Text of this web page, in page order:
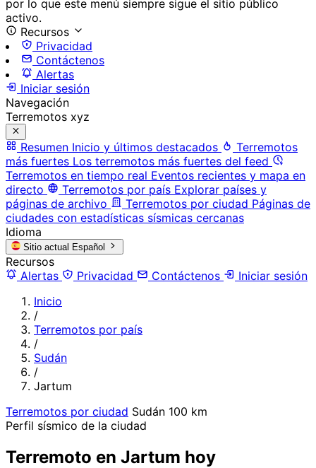
por lo que este menú siempre sigue el sitio público
activo.
Recursos
Privacidad
Contáctenos
Alertas
Iniciar sesión
Navegación
Terremotos xyz
Resumen Inicio y últimos destacados
Terremotos
más fuertes Los terremotos más fuertes del feed
Terremotos en tiempo real Eventos recientes y mapa en
directo
Terremotos por país Explorar países y
páginas de archivo
Terremotos por ciudad Páginas de
ciudades con estadísticas sísmicas cercanas
Idioma
Sitio actual Español
Recursos
Alertas
Privacidad Contáctenos
Iniciar sesión
Inicio
/
Terremotos por país
/
Sudán
/
Jartum
Terremotos por ciudad Sudán 100 km
Perfil sísmico de la ciudad
Terremoto en Jartum hoy